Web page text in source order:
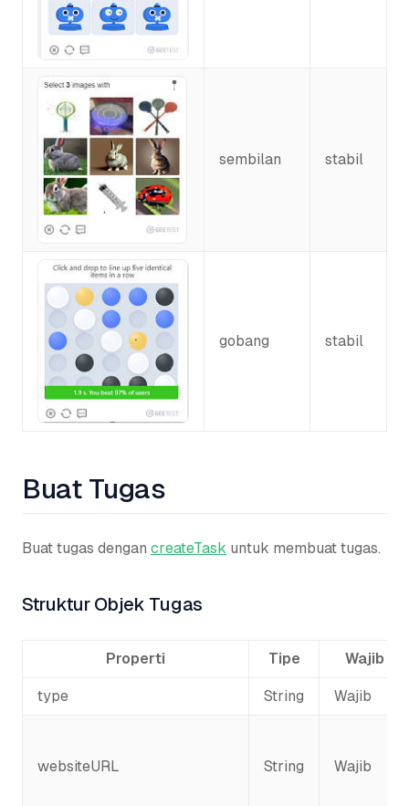
sembilan stabil
gobang stabil
Buat Tugas
Buat tugas dengan createTask untuk membuat tugas.
Struktur Objek Tugas
Properti Tipe Wajib
type String Wajib
websiteURL String Wajib